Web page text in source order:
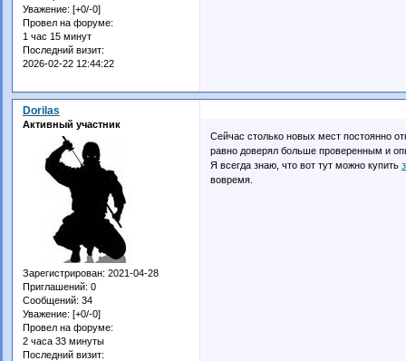
Уважение: [+0/-0]
Провел на форуме:
1 час 15 минут
Последний визит:
2026-02-22 12:44:22
Dorilas
Активный участник
Зарегистрирован: 2021-04-28
Приглашений: 0
Сообщений: 34
Уважение: [+0/-0]
Провел на форуме:
2 часа 33 минуты
Последний визит:
Сейчас столько новых мест постоянно
равно доверял больше проверенным и
Я всегда знаю, что вот тут можно купить
вовремя.